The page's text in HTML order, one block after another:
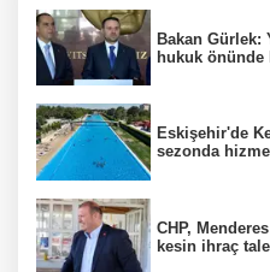
Bakan Gürlek:
hukuk önünde
Eskişehir'de
sezonda
CHP,
kesin ihraç